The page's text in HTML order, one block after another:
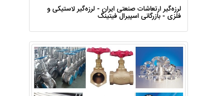
لرزه‌گیر ارتعاشات صنعتی ایران - لرزه‌گیر لاستیکی و
فلزی - بازرگانی اسپیرال فیتینگ